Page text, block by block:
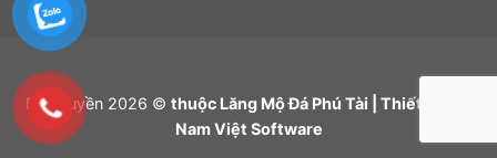
Bản quyền 2026 © thuộc Lăng Mộ Đá Phú Tài | Thiết kế bởi
Nam Việt Software